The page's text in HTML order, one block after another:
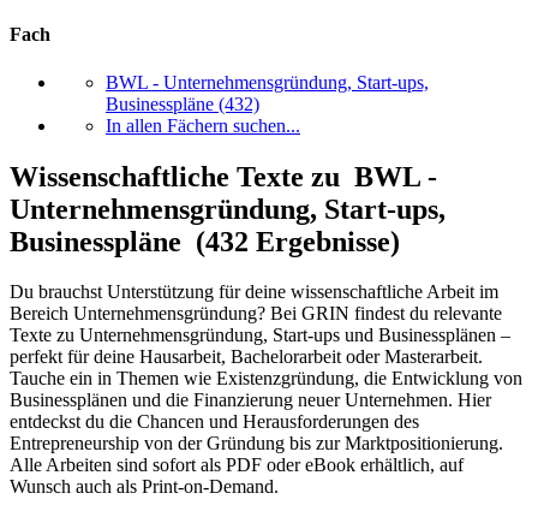
Fach
BWL - Unternehmensgründung, Start-ups,
Businesspläne (432)
In allen Fächern suchen...
Wissenschaftliche Texte zu BWL -
Unternehmensgründung, Start-ups,
Businesspläne (432 Ergebnisse)
Du brauchst Unterstützung für deine wissenschaftliche Arbeit im
Bereich Unternehmensgründung? Bei GRIN findest du relevante
Texte zu Unternehmensgründung, Start-ups und Businessplänen –
perfekt für deine Hausarbeit, Bachelorarbeit oder Masterarbeit.
Tauche ein in Themen wie Existenzgründung, die Entwicklung von
Businessplänen und die Finanzierung neuer Unternehmen. Hier
entdeckst du die Chancen und Herausforderungen des
Entrepreneurship von der Gründung bis zur Marktpositionierung.
Alle Arbeiten sind sofort als PDF oder eBook erhältlich, auf
Wunsch auch als Print-on-Demand.